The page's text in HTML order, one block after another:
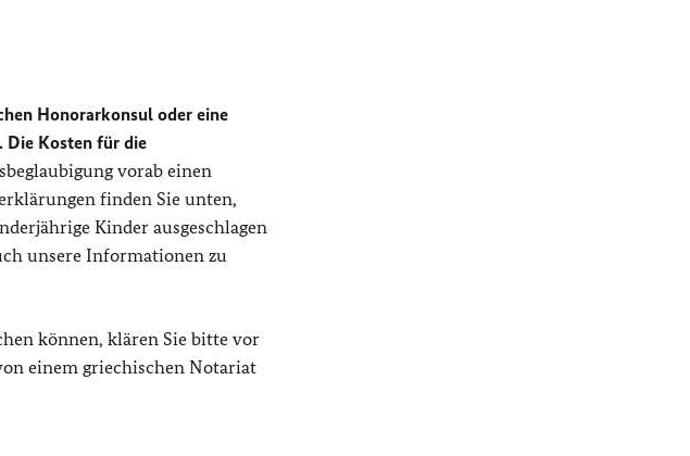
Honorarkonsul oder eine
Die Kosten für die
vorab einen
finden Sie unten,
Kinder ausgeschlagen
unsere Informationen zu
können, klären Sie bitte vor
einem griechischen Notariat